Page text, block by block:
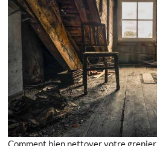
Comment bien nettoyer votre grenier